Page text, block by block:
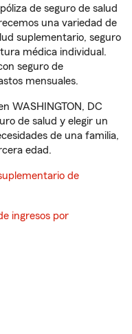
de seguro de salud
una variedad de
suplementario, seguro
médica individual.
seguro de
mensuales.
WASHINGTON, DC
de salud y elegir un
de una familia,
edad.
de
ingresos por